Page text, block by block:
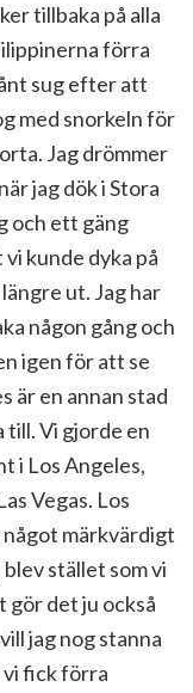
tillbaka på alla
förra
sug efter att
med snorkeln för
Jag drömmer
jag dök i Stora
och ett gäng
kunde dyka på
ut. Jag har
någon gång och
igen för att se
är en annan stad
till. Vi gjorde en
i Los Angeles,
Vegas. Los
något märkvärdigt
stället som vi
det ju också
jag nog stanna
vi fick förra